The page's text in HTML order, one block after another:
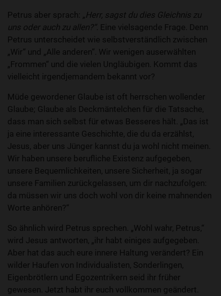
Petrus aber sprach: „Herr, sagst du dies Gleichnis zu
uns oder auch zu allen?“. Eine vielsagende Frage. Denn
Petrus unterscheidet wie selbstverständlich zwischen
„Wir“ und „Alle anderen“. Wir wenigen auserwählten
„Frommen“ und die vielen Ungläubigen. Kommt das
vielleicht irgendjemandem bekannt vor?
Müde gewordener Glaube ist oft herrschen wollender
Glaube; Glaube als Deckmäntelchen für die Tatsache,
dass man sich selbst für etwas Besseres hält. „Das ist
ja eine interessante Geschichte, die du da erzählst,
Jesus, aber uns Jünger kannst du ja wohl nicht meinen.
Wir haben unsere berufliche Existenz aufgegeben,
unsere Bequemlichkeiten, unsere Sicherheit, ja sogar
unsere Familien zurückgelassen, um dir nachzufolgen:
da müssen wir uns doch wohl von dir keine mahnenden
Worte anhören?“
So ähnlich wird Petrus sprechen. „Wohl wahr, Petrus,“
wird Jesus antworten, „ihr habt einiges aufgegeben.
Aber hat das auch eure innere Haltung verändert? Ein
wilder Haufen von Individualisten, Sonderlingen,
Eigenbrötlern und Egozentrikern seid ihr früher
gewesen. Jetzt habt ihr euch vollkommen geändert.